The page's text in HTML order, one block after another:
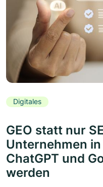
Digitales
GEO statt nur
Unternehmen
ChatGPT und
werden